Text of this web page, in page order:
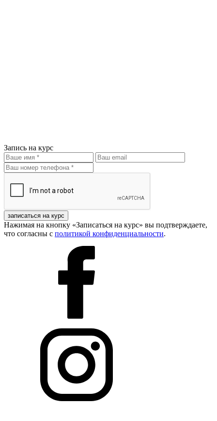
Запись на курс
записаться на курс
Нажимая на кнопку «Записаться на курс» вы подтверждаете,
что согласны с политикой конфиденциальности.